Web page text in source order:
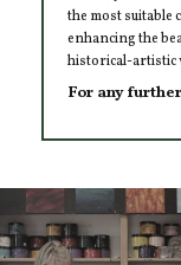
the most suitable
enhancing the
historical-artistic
For any